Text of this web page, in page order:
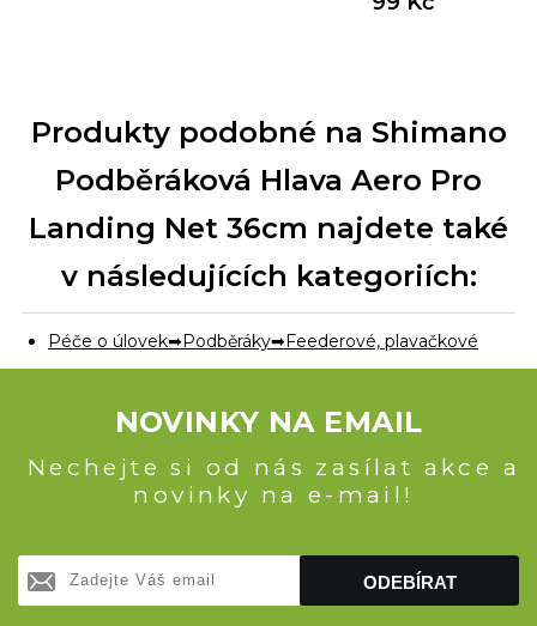
Produkty podobné na Shimano
Podběráková Hlava Aero Pro
Landing Net 36cm najdete také
v následujících kategoriích:
Péče o úlovek Podběráky Feederové, plavačkové
NOVINKY NA EMAIL
Nechejte si od nás zasílat akce a
novinky na e-mail!
ODEBÍRAT